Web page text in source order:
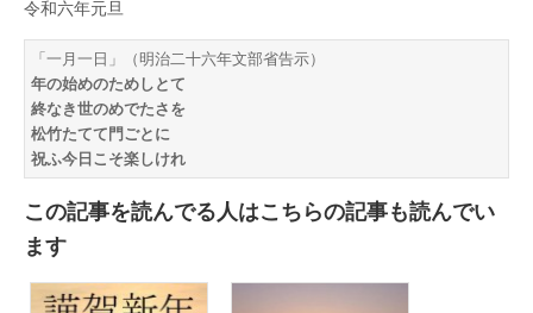
令和六年元旦
年の始めのためしとて
終なき世のめでたさを
松竹たてて門ごとに
祝ふ今日こそ楽しけれ
この記事を読んでる人はこちらの記事も読んでい
ます